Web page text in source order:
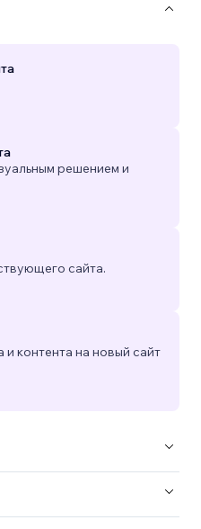
решением и
сайта.
контента на новый сайт